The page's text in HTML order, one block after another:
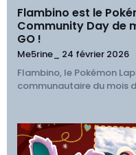
Flambino est le
Community Day de
GO !
Me5rine_ 24 février 2026
Flambino, le Pokémon
communautaire du mois